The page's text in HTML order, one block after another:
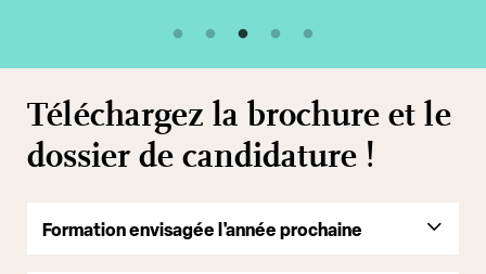
Téléchargez la brochure et le
dossier de candidature !